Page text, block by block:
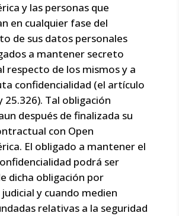
y las personas que
en cualquier fase del
de sus datos personales
a mantener secreto
respecto de los mismos y a
confidencialidad (el artículo
25.326). Tal obligación
después de finalizada su
con Open
El obligado a mantener el
podrá ser
dicha obligación por
y cuando medien
relativas a la seguridad